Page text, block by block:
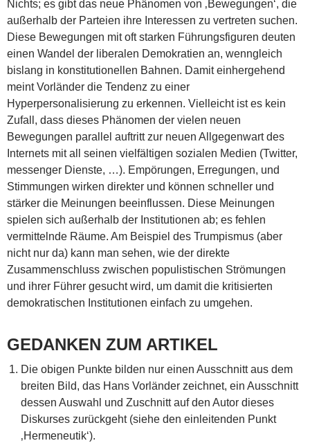
Nichts; es gibt das neue Phänomen von ‚Bewegungen‘, die
außerhalb der Parteien ihre Interessen zu vertreten suchen.
Diese Bewegungen mit oft starken Führungsfiguren deuten
einen Wandel der liberalen Demokratien an, wenngleich
bislang in konstitutionellen Bahnen. Damit einhergehend
meint Vorländer die Tendenz zu einer
Hyperpersonalisierung zu erkennen. Vielleicht ist es kein
Zufall, dass dieses Phänomen der vielen neuen
Bewegungen parallel auftritt zur neuen Allgegenwart des
Internets mit all seinen vielfältigen sozialen Medien (Twitter,
messenger Dienste, …). Empörungen, Erregungen, und
Stimmungen wirken direkter und können schneller und
stärker die Meinungen beeinflussen. Diese Meinungen
spielen sich außerhalb der Institutionen ab; es fehlen
vermittelnde Räume. Am Beispiel des Trumpismus (aber
nicht nur da) kann man sehen, wie der direkte
Zusammenschluss zwischen populistischen Strömungen
und ihrer Führer gesucht wird, um damit die kritisierten
demokratischen Institutionen einfach zu umgehen.
GEDANKEN ZUM ARTIKEL
Die obigen Punkte bilden nur einen Ausschnitt aus dem
breiten Bild, das Hans Vorländer zeichnet, ein Ausschnitt
dessen Auswahl und Zuschnitt auf den Autor dieses
Diskurses zurückgeht (siehe den einleitenden Punkt
‚Hermeneutik‘).